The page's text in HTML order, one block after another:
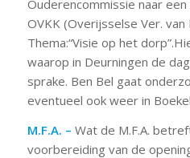
Ouderencommissie naar
OVKK (Overijsselse Ver.
Thema:“Visie op het
waarop in Deurningen de
sprake. Ben Bel gaat
eventueel ook weer in
M.F.A. – Wat de M.F.A.
voorbereiding van de